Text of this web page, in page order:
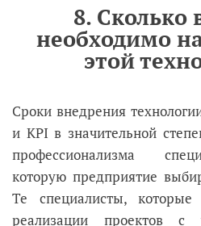
8. Сколько
необходимо
этой
Сроки внедрения
и KPI в значительной
профессионализма
которую предприятие
Те специалисты, которые
реализации проектов с